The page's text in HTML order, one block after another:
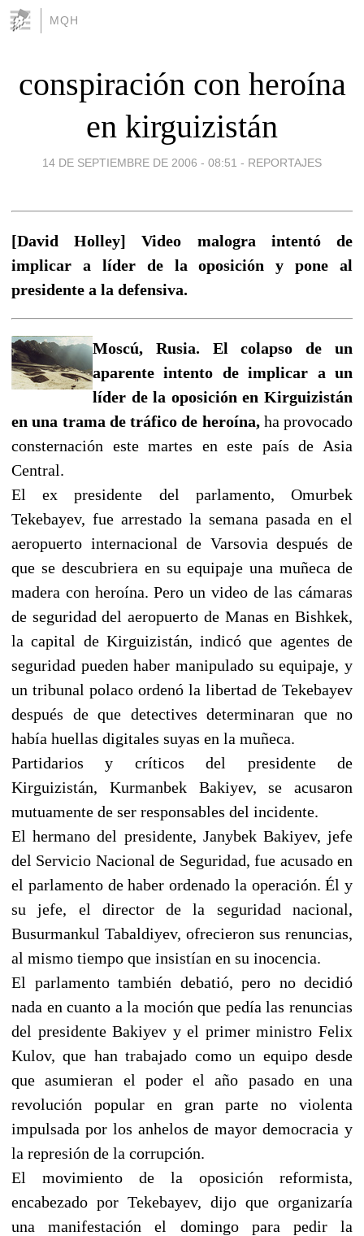
MQH
conspiración con heroína
en kirguizistán
14 DE SEPTIEMBRE DE 2006 - 08:51 - REPORTAJES
[David Holley] Video malogra intentó de
implicar a líder de la oposición y pone al
presidente a la defensiva.
Moscú, Rusia. El colapso de un
aparente intento de implicar a un
líder de la oposición en Kirguizistán
en una trama de tráfico de heroína,ha provocado
consternación este martes en este país de Asia
Central.
El ex presidente del parlamento, Omurbek
Tekebayev, fue arrestado la semana pasada en el
aeropuerto internacional de Varsovia después de
que se descubriera en su equipaje una muñeca de
madera con heroína. Pero un video de las cámaras
de seguridad del aeropuerto de Manas en Bishkek,
la capital de Kirguizistán, indicó que agentes de
seguridad pueden haber manipulado su equipaje, y
un tribunal polaco ordenó la libertad de Tekebayev
después de que detectives determinaran que no
había huellas digitales suyas en la muñeca.
Partidarios y críticos del presidente de
Kirguizistán, Kurmanbek Bakiyev, se acusaron
mutuamente de ser responsables del incidente.
El hermano del presidente, Janybek Bakiyev, jefe
del Servicio Nacional de Seguridad, fue acusado en
el parlamento de haber ordenado la operación. Él y
su jefe, el director de la seguridad nacional,
Busurmankul Tabaldiyev, ofrecieron sus renuncias,
al mismo tiempo que insistían en su inocencia.
El parlamento también debatió, pero no decidió
nada en cuanto a la moción que pedía las renuncias
del presidente Bakiyev y el primer ministro Felix
Kulov, que han trabajado como un equipo desde
que asumieran el poder el año pasado en una
revolución popular en gran parte no violenta
impulsada por los anhelos de mayor democracia y
la represión de la corrupción.
El movimiento de la oposición reformista,
encabezado por Tekebayev, dijo que organizaría
una manifestación el domingo para pedir la